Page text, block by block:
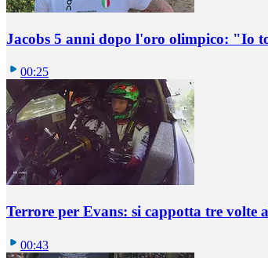
Jacobs 5 anni dopo l'oro olimpico: "Io
00:25
Terrore per Evans: si cappotta tre volte
00:43